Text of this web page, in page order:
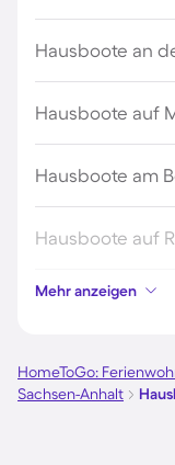
Hausboote an
Hausboote auf
Hausboote am
Hausboote auf
Hausboote an
Hausboote in
Mehr anzeigen
HomeToGo:
Sachsen-Anhalt